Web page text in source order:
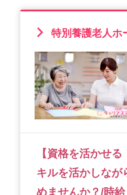
特別養護老人ホ
【資格を活かせ
キルを活かしなが
めませんか？/時給